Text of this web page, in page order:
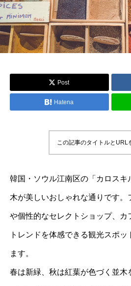
Post
Hatena
この記事のタイトルとURL
韓国・ソウル江南区の「カロスキ
木が美しいおしゃれな通りです。
や個性的なセレクトショップ、カ
トレンドを体感できる観光スポ
ます。
春は新緑、秋は紅葉が色づく並木